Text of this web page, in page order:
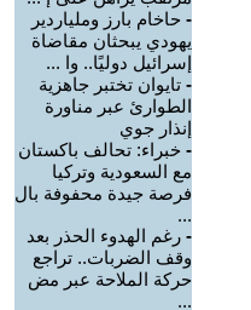
- حاخام بارز وملياردير
يهودي يبحثان مقاضاة
إسرائيل دوليًا.. وا ...
- تايوان تختبر جاهزية
الطوارئ عبر مناورة
إنذار جوي
- خبراء: تحالف باكستان
مع السعودية وتركيا
فرصة جيدة محفوفة بال
...
- رغم الهدوء الحذر بعد
وقف الضربات.. تراجع
حركة الملاحة عبر مض
...